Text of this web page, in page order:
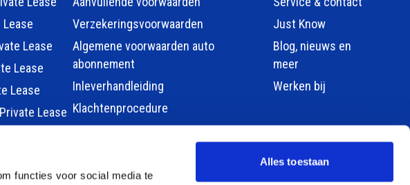
functies voor social media te
Alles toestaan
Lease
Lease
Lease
Lease
Private
Verzekeringsvoorwaarden
Algemene voorwaarden auto
abonnement
Inleverhandleiding
Klachtenprocedure
Just Know
Blog, nieuws en
meer
Werken bij